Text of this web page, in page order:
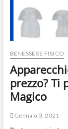
BENESSERE FISICO
prezzo? Ti
Magico
Gennaio 3, 2021